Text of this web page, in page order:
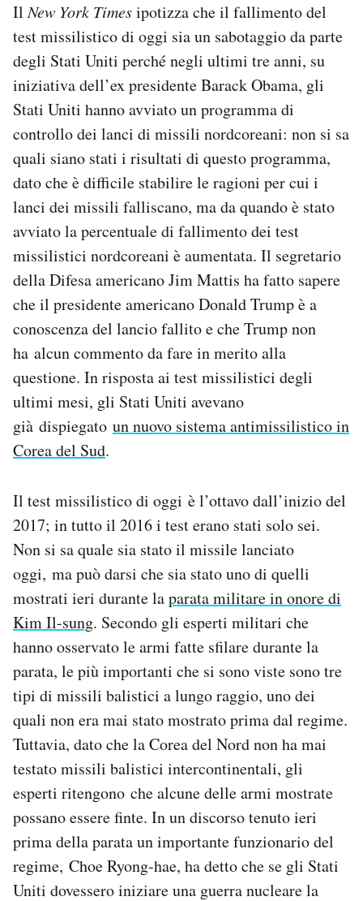
IlNew York Timesipotizza che il fallimento del
test missilistico di oggi sia un sabotaggio da parte
degli Stati Uniti perché negli ultimi tre anni, su
iniziativa dell’ex presidente Barack Obama, gli
Stati Uniti hanno avviato un programma di
controllo dei lanci di missili nordcoreani: non si sa
quali siano stati i risultati di questo programma,
dato che è difficile stabilire le ragioni per cui i
lanci dei missili falliscano, ma da quando è stato
avviato la percentuale di fallimento dei test
missilistici nordcoreani è aumentata. Il segretario
della Difesa americano Jim Mattis ha fatto sapere
che il presidente americano Donald Trump è a
conoscenza del lancio fallito e che Trump non
ha alcun commento da fare in merito alla
questione. In risposta ai test missilistici degli
ultimi mesi, gli Stati Uniti avevano
già dispiegato un nuovo sistema antimissilistico in
Corea del Sud.
Il test missilistico di oggi è l’ottavo dall’inizio del
2017; in tutto il 2016 i test erano stati solo sei.
Non si sa quale sia stato il missile lanciato
oggi, ma può darsi che sia stato uno di quelli
mostrati ieri durante laparata militare in onore di
Kim Il-sung. Secondo gli esperti militari che
hanno osservato le armi fatte sfilare durante la
parata, le più importanti che si sono viste sono tre
tipi di missili balistici a lungo raggio, uno dei
quali non era mai stato mostrato prima dal regime.
Tuttavia, dato che la Corea del Nord non ha mai
testato missili balistici intercontinentali, gli
esperti ritengono che alcune delle armi mostrate
possano essere finte. In un discorso tenuto ieri
prima della parata un importante funzionario del
regime, Choe Ryong-hae, ha detto che se gli Stati
Uniti dovessero iniziare una guerra nucleare la